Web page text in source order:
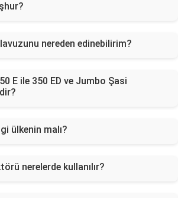
nereden edinebilirim?
E ile 350 ED ve Jumbo Şasi
ülkenin malı?
nerelerde kullanılır?